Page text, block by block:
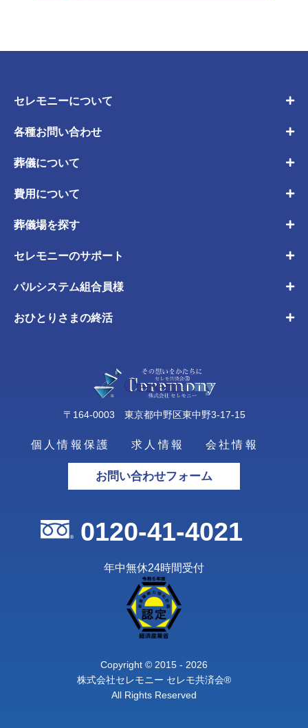
セレモニーについて
各種お問い合わせ
葬儀について
費用について
葬儀場を探す
セレモニーのサポート
パルシステム組合員様
おひとりさまの終活
〒164-0003 東京都中野区東中野3-17-15
個人情報保護 求人情報 会社情報
お問い合わせフォーム
0120-41-4021
年中無休24時間受付
Copyright © 2015 - 2026
株式会社セレモニー セレモ共済会®
All Rights Reserved